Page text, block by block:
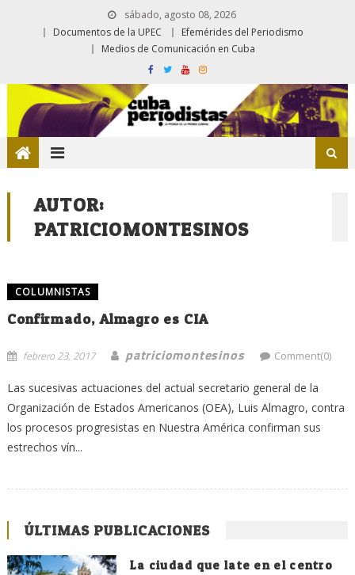
sábado, agosto 08, 2026
Documentos de la UPEC
Efemérides del Periodismo
Medios de Comunicación en Cuba
AUTOR:
PATRICIOMONTESINOS
COLUMNISTAS
Confirmado, Almagro es CIA
febrero 23, 2017 patriciomontesinos Comment(0)
Las sucesivas actuaciones del actual secretario general de la
Organización de Estados Americanos (OEA), Luis Almagro, contra
los procesos progresistas en Nuestra América confirman sus
estrechos vín...
ÚLTIMAS PUBLICACIONES
La ciudad que late en el centro